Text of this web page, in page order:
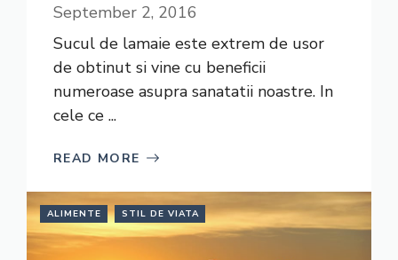
September 2, 2016
Sucul de lamaie este extrem de usor
de obtinut si vine cu beneficii
numeroase asupra sanatatii noastre. In
cele ce ...
READ MORE
ALIMENTE STIL DE VIATA